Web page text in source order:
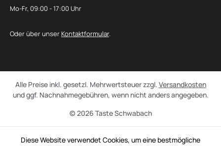
Mo-Fr, 09:00 - 17:00 Uhr
Oder über unser Kontaktformular.
© 2026 Taste Schwabach
Alle Preise inkl. gesetzl. Mehrwertsteuer zzgl. Versandkosten
und ggf. Nachnahmegebühren, wenn nicht anders angegeben.
Diese Website verwendet Cookies, um eine bestmögliche